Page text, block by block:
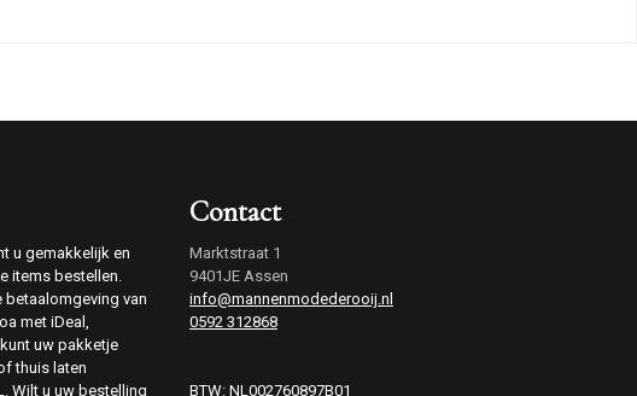
u gemakkelijk en
items bestellen.
betaalomgeving van
met iDeal,
uw pakketje
thuis laten
Wilt u uw bestelling
Contact
Marktstraat 1
9401JE Assen
info@mannenmodederooij.nl
0592 312868
BTW: NL002760897B01